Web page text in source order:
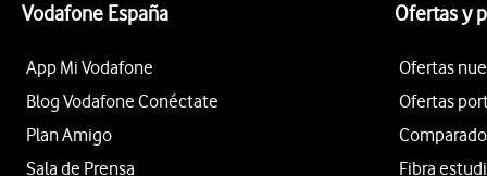
Vodafone España
App Mi Vodafone
Blog Vodafone Conéctate
Plan Amigo
Sala de Prensa
Ofertas y
Ofertas
Ofertas
Fibra